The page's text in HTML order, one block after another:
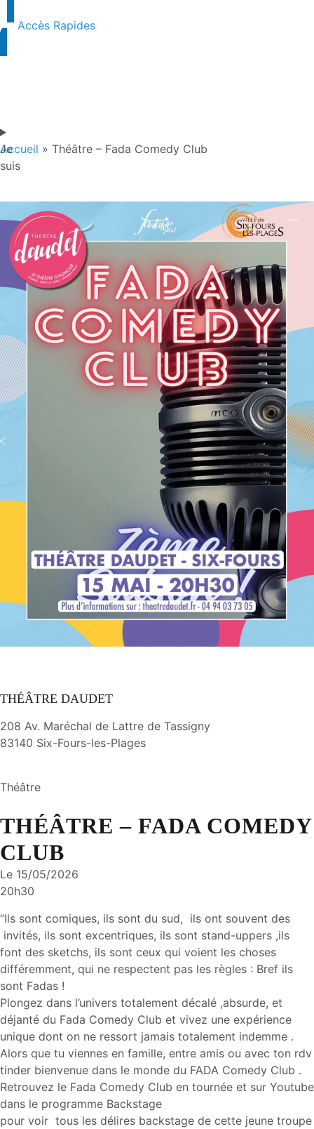
Accès Rapides
Je
suis
Accueil » Théâtre – Fada Comedy Club
THÉÂTRE DAUDET
208 Av. Maréchal de Lattre de Tassigny
83140 Six-Fours-les-Plages
Théâtre
THÉÂTRE – FADA COMEDY
CLUB
Le 15/05/2026
20h30
“Ils sont comiques, ils sont du sud, ils ont souvent des
invités, ils sont excentriques, ils sont stand-uppers ,ils
font des sketchs, ils sont ceux qui voient les choses
différemment, qui ne respectent pas les règles : Bref ils
sont Fadas !
Plongez dans l’univers totalement décalé ,absurde, et
déjanté du Fada Comedy Club et vivez une expérience
unique dont on ne ressort jamais totalement indemme .
Alors que tu viennes en famille, entre amis ou avec ton rdv
tinder bienvenue dans le monde du FADA Comedy Club .
Retrouvez le Fada Comedy Club en tournée et sur Youtube
dans le programme Backstage
pour voir tous les délires backstage de cette jeune troupe